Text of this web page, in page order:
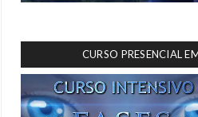
CURSO PRESENCIAL